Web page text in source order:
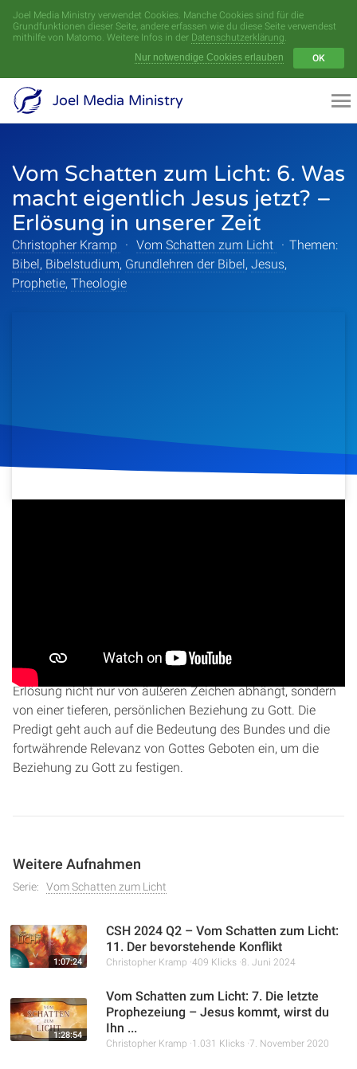
Joel Media Ministry verwendet Cookies. Manche Cookies sind für die
Grundfunktionen dieser Seite, andere erfassen wie du diese Seite verwendest
mithilfe von Matomo. Weitere Infos in der Datenschutzerklärung.
Nur notwendige Cookies erlauben
OK
Joel Media Ministry
Vom Schatten zum Licht: 6. Was
macht eigentlich Jesus jetzt? –
Erlösung in unserer Zeit
Christopher Kramp · Vom Schatten zum Licht · Themen:
Bibel, Bibelstudium, Grundlehren der Bibel, Jesus,
Prophetie, Theologie
beleuchtet, warum Wunder in der Vergangenheit häufiger
zu geschehen schienen als heute, und erklärt, dass wahre
Erlösung nicht nur von äußeren Zeichen abhängt, sondern
von einer tieferen, persönlichen Beziehung zu Gott. Die
Predigt geht auch auf die Bedeutung des Bundes und die
fortwährende Relevanz von Gottes Geboten ein, um die
Beziehung zu Gott zu festigen.
Weitere Aufnahmen
Serie: Vom Schatten zum Licht
1:07:24
CSH 2024 Q2 – Vom Schatten zum Licht:
11. Der bevorstehende Konflikt
Christopher Kramp 409 Klicks 8. Juni 2024
1:28:54
Vom Schatten zum Licht: 7. Die letzte
Prophezeiung – Jesus kommt, wirst du
Ihn ...
Christopher Kramp 1.031 Klicks 7. November 2020
Menü
Videoarchiv
Serien
Sprecher
Themen